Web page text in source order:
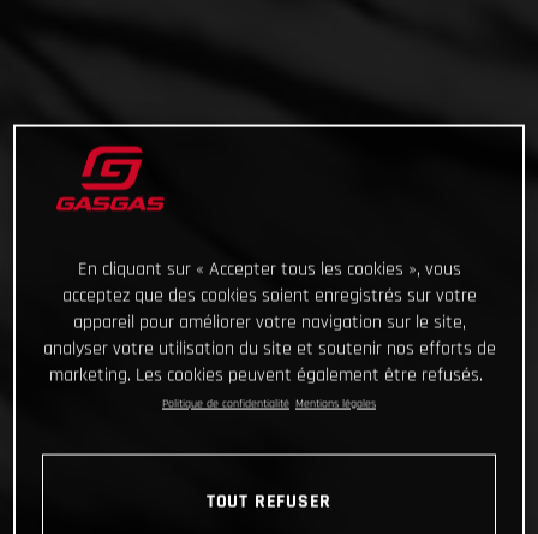
En cliquant sur « Accepter tous les cookies », vous
acceptez que des cookies soient enregistrés sur votre
appareil pour améliorer votre navigation sur le site,
analyser votre utilisation du site et soutenir nos efforts de
marketing. Les cookies peuvent également être refusés.
Politique de confidentialité Mentions légales
TOUT REFUSER